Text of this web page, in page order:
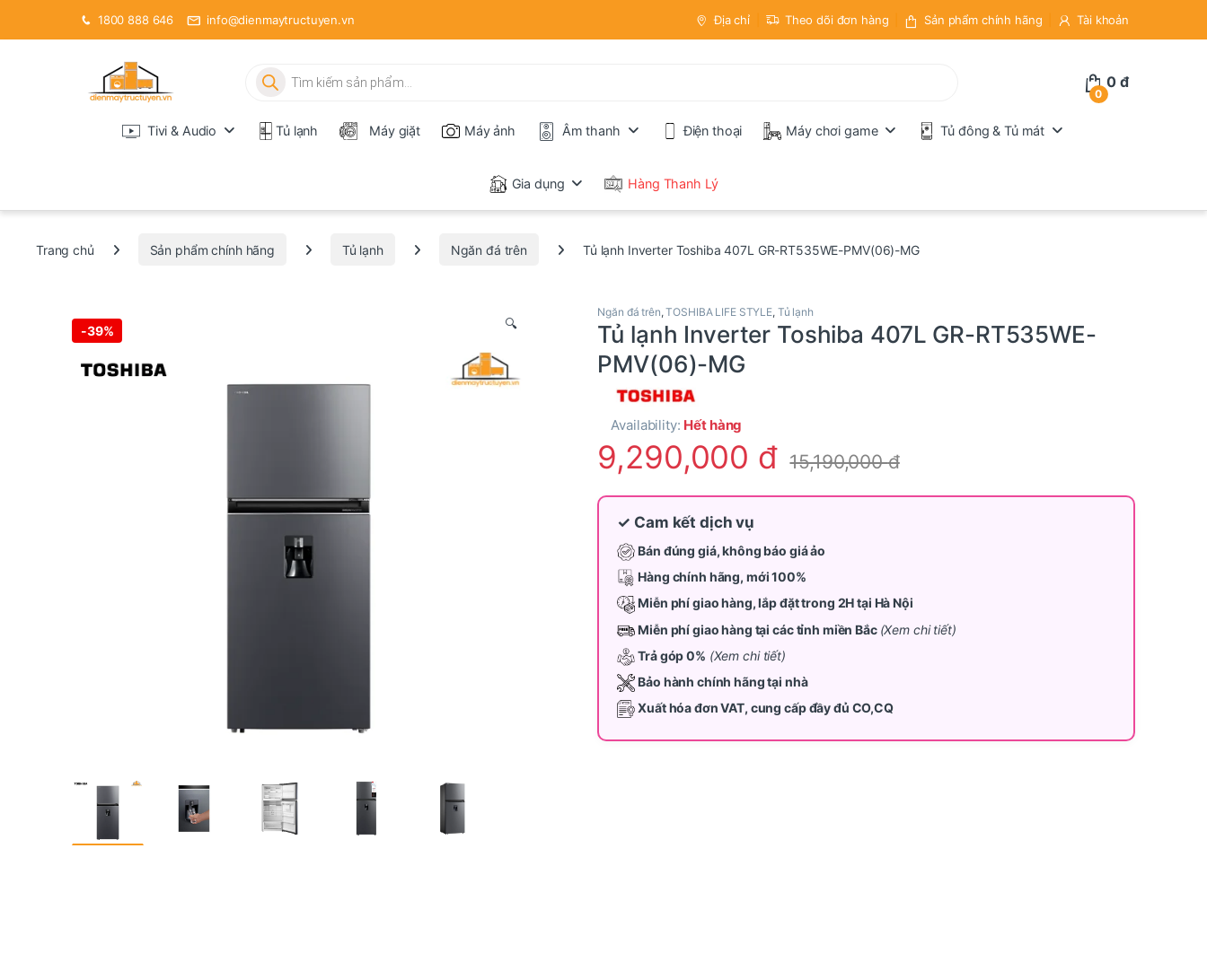
1800 888 646 info@dienmaytructuyen.vn Địa chỉ Theo dõi đơn hàng Sản phẩm chính hãng Tài khoản
Tìm kiếm sản phẩm
0
0đ
Tivi & Audio Tủ lạnh Máy giặt Máy ảnh Âm thanh Điện thoại Máy chơi game Tủ đông & Tủ mát
Gia dụng Hàng Thanh Lý
Trang chủ Sản phẩm chính hãng Tủ lạnh Ngăn đá trên Tủ lạnh Inverter Toshiba 407L GR-RT535WE-PMV(06)-MG
-39% 🔍
Ngăn đá trên,TOSHIBA LIFE STYLE, Tủ lạnh
Tủ lạnh Inverter Toshiba 407L GR-RT535WE-
PMV(06)-MG
Availability: Hết hàng
9,290,000 đ 15,190,000đ
✓ Cam kết dịch vụ
Bán đúng giá, không báo giá ảo
Hàng chính hãng, mới 100%
Miễn phí giao hàng, lắp đặt trong 2H tại Hà Nội
Miễn phí giao hàng tại các tỉnh miền Bắc (Xem chi tiết)
Trả góp 0% (Xem chi tiết)
Bảo hành chính hãng tại nhà
Xuất hóa đơn VAT, cung cấp đầy đủ CO,CQ